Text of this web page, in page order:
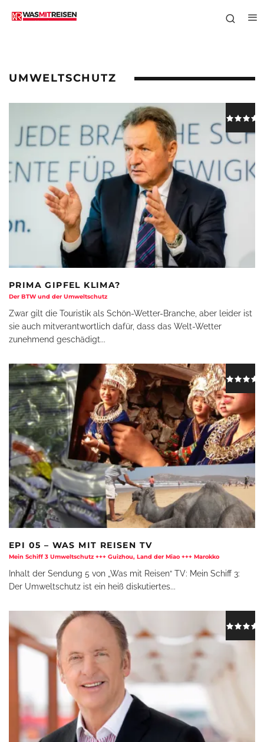
UMWELTSCHUTZ
PRIMA GIPFEL KLIMA?
Der BTW und der Umweltschutz
Zwar gilt die Touristik als Schön-Wetter-Branche, aber leider ist
sie auch mitverantwortlich dafür, dass das Welt-Wetter
zunehmend geschädigt...
EPI 05 – WAS MIT REISEN TV
Mein Schiff 3 Umweltschutz +++ Guizhou, Land der Miao +++ Marokko
Inhalt der Sendung 5 von „Was mit Reisen“ TV: Mein Schiff 3:
Der Umweltschutz ist ein heiß diskutiertes...